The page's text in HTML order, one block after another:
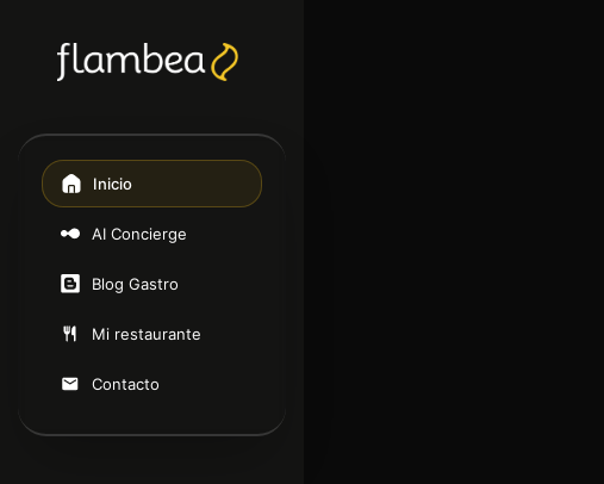
Inicio
AI Concierge
Blog Gastro
Mi restaurante
Contacto